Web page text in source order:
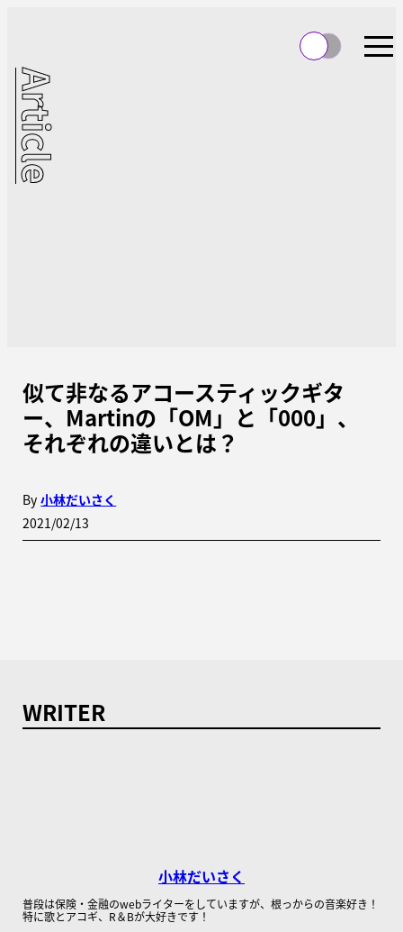
Article
似て非なるアコースティックギタ
ー、Martinの「OM」と「000」、
それぞれの違いとは？
By 小林だいさく
2021/02/13
WRITER
小林だいさく
普段は保険・金融のwebライターをしていますが、根っからの音楽好き！
特に歌とアコギ、R＆Bが大好きです！